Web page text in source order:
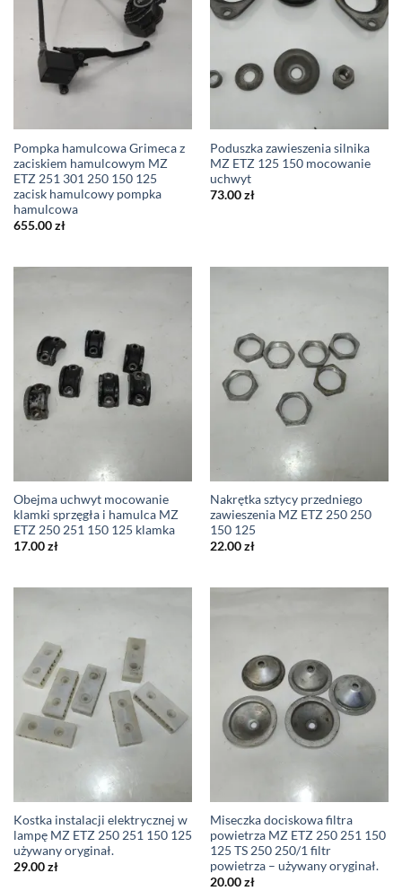
Pompka hamulcowa Grimeca z
zaciskiem hamulcowym MZ
ETZ 251 301 250 150 125
zacisk hamulcowy pompka
hamulcowa
655.00zł
Poduszka zawieszenia silnika
MZ ETZ 125 150 mocowanie
uchwyt
73.00zł
Obejma uchwyt mocowanie
klamki sprzęgła i hamulca MZ
ETZ 250 251 150 125 klamka
17.00zł
Nakrętka sztycy przedniego
zawieszenia MZ ETZ 250 250
150 125
22.00zł
Kostka instalacji elektrycznej w
lampę MZ ETZ 250 251 150 125
używany oryginał.
29.00zł
Miseczka dociskowa filtra
powietrza MZ ETZ 250 251 150
125 TS 250 250/1 filtr
powietrza – używany oryginał.
20.00zł